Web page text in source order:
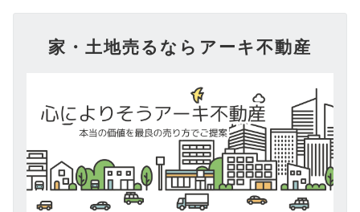
家・土地売るならアーキ不動産